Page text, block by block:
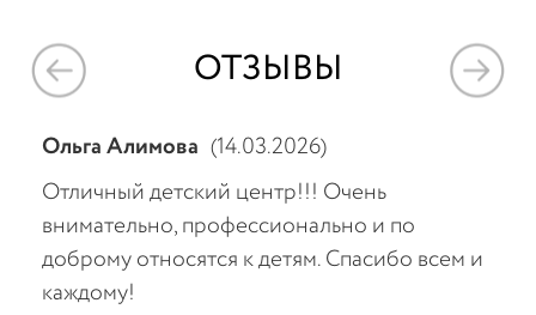
ОТЗЫВЫ
Ольга Алимова (14.03.2026)
Отличный детский центр!!! Очень
внимательно, профессионально и по
доброму относятся к детям. Спасибо всем и
каждому!